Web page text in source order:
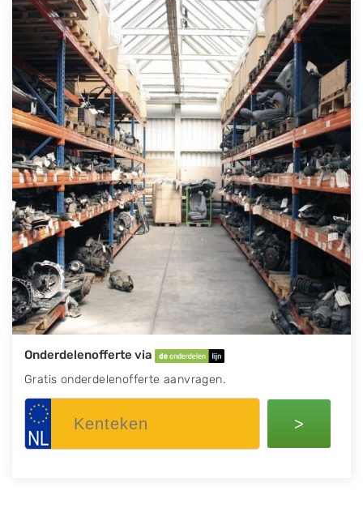
Onderdelenofferte via
Gratis onderdelenofferte aanvragen.
>